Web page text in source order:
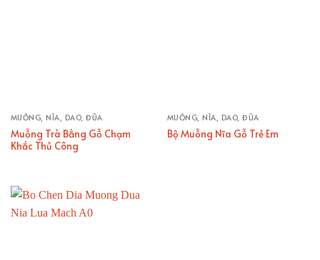
MUỖNG, NĨA, DAO, ĐŨA
Muỗng Trà Bằng Gỗ Chạm
Khắc Thủ Công
MUỖNG, NĨA, DAO, ĐŨA
Bộ Muỗng Nĩa Gỗ Trẻ Em